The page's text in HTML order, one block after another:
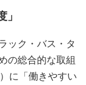
ック・バス・タ
の総合的な取組
に「働きやすい